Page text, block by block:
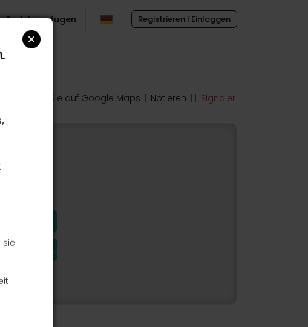
Registrieren | Einloggen
Park hinzufügen
Suchen Sie auf Google Maps Notieren Signaler
!
!
hinzu
sie